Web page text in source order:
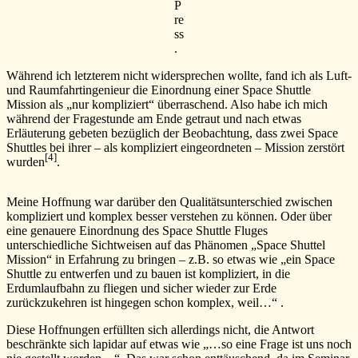
P
re
ss
.
Während ich letzterem nicht widersprechen wollte, fand ich als Luft-
und Raumfahrtingenieur die Einordnung einer Space Shuttle
Mission als „nur kompliziert“ überraschend. Also habe ich mich
während der Fragestunde am Ende getraut und nach etwas
Erläuterung gebeten bezüglich der Beobachtung, dass zwei Space
Shuttles bei ihrer – als kompliziert eingeordneten – Mission zerstört
wurden[4].
Meine Hoffnung war darüber den Qualitätsunterschied zwischen
kompliziert und komplex besser verstehen zu können. Oder über
eine genauere Einordnung des Space Shuttle Fluges
unterschiedliche Sichtweisen auf das Phänomen „Space Shuttel
Mission“ in Erfahrung zu bringen – z.B. so etwas wie „ein Space
Shuttle zu entwerfen und zu bauen ist kompliziert, in die
Erdumlaufbahn zu fliegen und sicher wieder zur Erde
zurückzukehren ist hingegen schon komplex, weil…“ .
Diese Hoffnungen erfüllten sich allerdings nicht, die Antwort
beschränkte sich lapidar auf etwas wie „…so eine Frage ist uns noch